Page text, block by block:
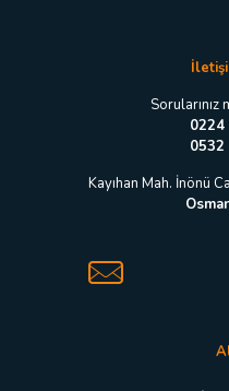
Sorularınız
0224
Kayıhan Mah. İnönü